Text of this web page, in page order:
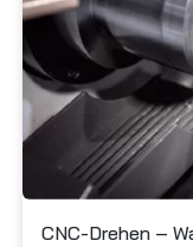
CNC-Drehen –